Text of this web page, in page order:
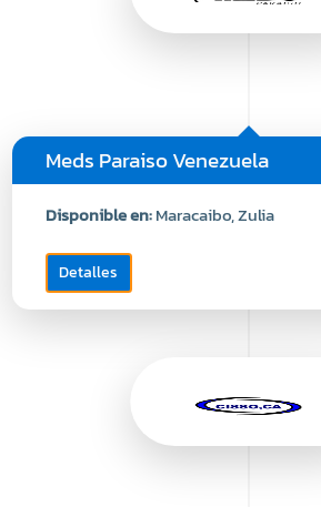
Meds Paraiso Venezuela
Disponible en:Maracaibo, Zulia
Detalles